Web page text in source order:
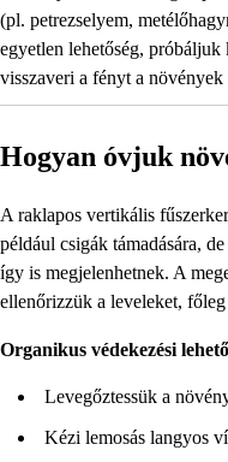
(pl. petrezselyem,
egyetlen lehetőség,
visszaveri a fényt a növények
Hogyan óvjuk
A raklapos vertikális
például csigák támadására,
így is megjelenhetnek. A
ellenőrizzük a leveleket,
Organikus védekezési
Levegőztessük a
Kézi lemosás langyos